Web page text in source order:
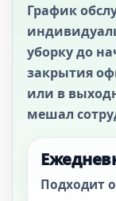
График
уборку до
закрытия
или в
мешал
Подходит